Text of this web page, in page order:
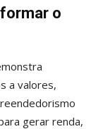
o
a valores,
gerar renda,